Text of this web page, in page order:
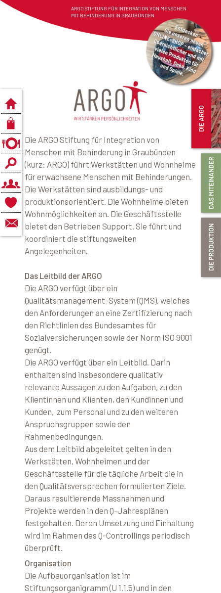
ARGO STIFTUNG FÜR INTEGRATION VON MENSCHEN
MIT BEHINDERUNG IN GRAUBÜNDEN
Die ARGO Stiftung für Integration von
Menschen mit Behinderung in Graubünden
(kurz: ARGO) führt Werkstätten und Wohnheime
für erwachsene Menschen mit Behinderungen.
Die Werkstätten sind ausbildungs- und
produktionsorientiert. Die Wohnheime bieten
Wohnmöglichkeiten an. Die Geschäftsstelle
bietet den Betrieben Support. Sie führt und
koordiniert die stiftungsweiten
Angelegenheiten.
Das Leitbild der ARGO
Die ARGO verfügt über ein
Qualitätsmanagement-System (QMS), welches
den Anforderungen an eine Zertifizierung nach
den Richtlinien das Bundesamtes für
Sozialversicherungen sowie der Norm ISO 9001
genügt.
Die ARGO verfügt über ein Leitbild. Darin
enthalten sind insbesondere qualitativ
relevante Aussagen zu den Aufgaben, zu den
Klientinnen und Klienten, den Kundinnen und
Kunden, zum Personal und zu den weiteren
Anspruchsgruppen sowie den
Rahmenbedingungen.
Aus dem Leitbild abgeleitet gelten in den
Werkstätten, Wohnheimen und der
Geschäftsstelle für die tägliche Arbeit die in
den Qualitätsversprechen formulierten Ziele.
Daraus resultierende Massnahmen und
Projekte werden in den Q-Jahresplänen
festgehalten. Deren Umsetzung und Einhaltung
wird im Rahmen des Q-Controllings periodisch
überprüft.
Organisation
Die Aufbauorganisation ist im
Stiftungsorganigramm (U 1.1.5) und in den